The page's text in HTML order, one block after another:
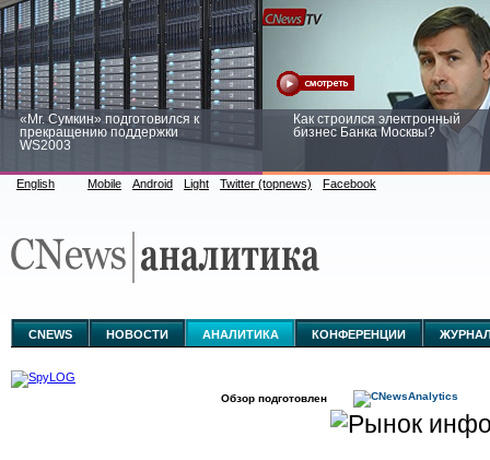
«Mr. Сумкин» подготовился к
прекращению поддержки
WS2003
Как строился электронный
бизнес Банка Москвы?
аналитике
English Mobile Android Light Twitter (topnews) Facebook
CNEWS НОВОСТИ АНАЛИТИКА КОНФЕРЕНЦИИ
Обзор подготовлен